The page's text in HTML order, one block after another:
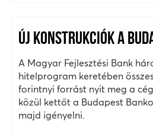
ÚJ KONSTRUKCIÓK A
A Magyar Fejlesztési Bank
hitelprogram keretében
forintnyi forrást nyit meg a
közül kettőt a Budapest
majd igényelni.